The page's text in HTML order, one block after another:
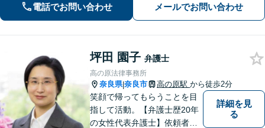
まずはお気軽に電話いただけたらと思
います。【土日夜間面談】【出張相
談】
電話でお問い合わせ メールでお問い合わせ
坪田 園子 弁護士
高の原法律事務所
奈良県|奈良市 高の原駅 から徒歩2分
笑顔で帰ってもらうことを目
指して活動。【弁護士歴20年
の女性代表弁護士】依頼者の
詳細を見
る